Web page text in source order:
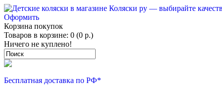
Оформить
Корзина покупок
Товаров в корзине: 0 (0 р.)
Ничего не куплено!
Бесплатная доставка по РФ*